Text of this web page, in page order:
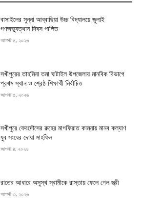
বাসাইলের সুন্না আব্বাছিয়া উচ্চ বিদ্যালয়ে জুলাই
গণঅভ্যুত্থান দিবস পালিত
আগস্ট ৫, ২০২৬
সখীপুরের তাহমিনা তমা ঘাটাইল উপজেলায় মানবিক বিভাগে
প্রথম স্থান ও শ্রেষ্ঠ শিক্ষার্থী নির্বাচিত
আগস্ট ৫, ২০২৬
সখীপুরে ফেরদৌসের রুহের মাগফিরাত কামনায় মানব কল্যাণ
যুব সংঘের দোয়া মাহফিল
আগস্ট ৪, ২০২৬
রাতের আধারে অসুস্থ স্বামীকে রাস্তায় ফেলে গেল স্ত্রী
আগস্ট ৩, ২০২৬